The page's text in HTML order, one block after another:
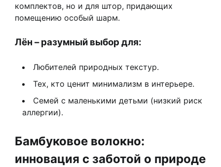
комплектов, но и для штор, придающих
помещению особый шарм.
Лён – разумный выбор для:
Любителей природных текстур.
Тех, кто ценит минимализм в интерьере.
Семей с маленькими детьми (низкий риск
аллергии).
Бамбуковое волокно:
инновация с заботой о природе